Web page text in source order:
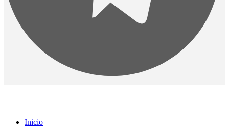
Inicio